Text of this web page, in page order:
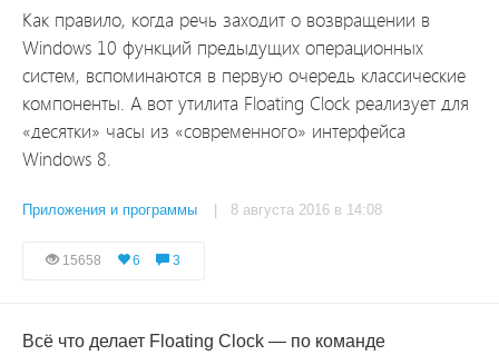
Как правило, когда речь заходит о возвращении в
Windows 10 функций предыдущих операционных
систем, вспоминаются в первую очередь классические
компоненты. А вот утилита Floating Clock реализует для
«десятки» часы из «современного» интерфейса
Windows 8.
Приложения и программы | 8 августа 2016 в 14:08
15658 6 3
Всё что делает Floating Clock — по команде